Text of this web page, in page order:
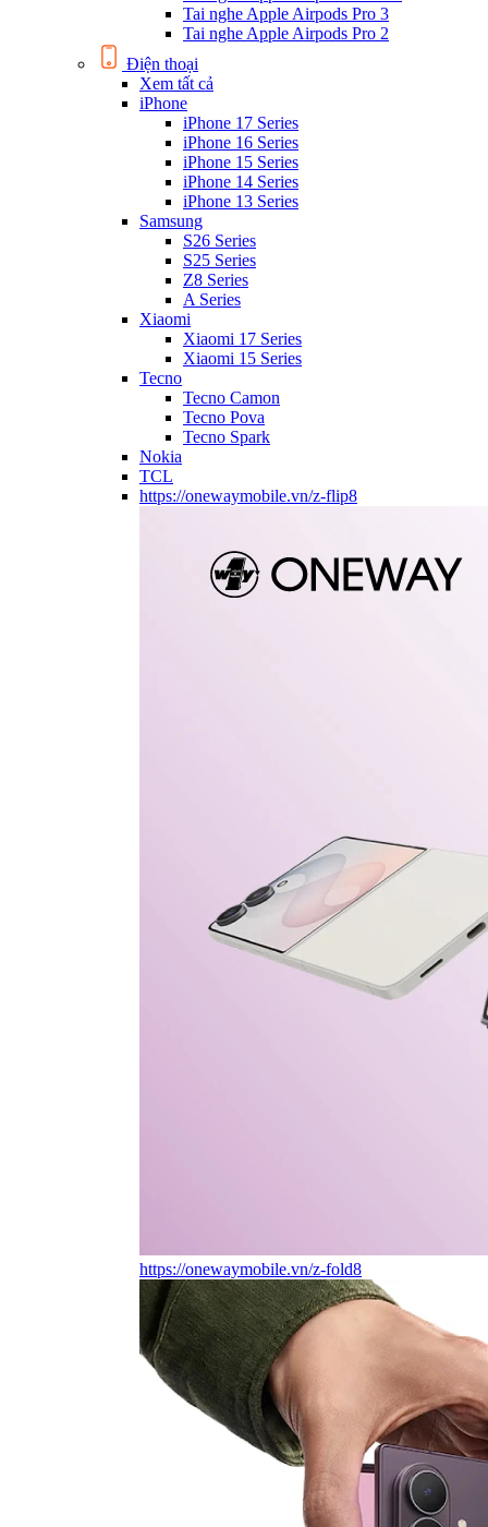
Tai nghe Apple Airpods Pro 3
Tai nghe Apple Airpods Pro 2
Điện thoại
Xem tất cả
iPhone
iPhone 17 Series
iPhone 16 Series
iPhone 15 Series
iPhone 14 Series
iPhone 13 Series
Samsung
S26 Series
S25 Series
Z8 Series
A Series
Xiaomi
Xiaomi 17 Series
Xiaomi 15 Series
Tecno
Tecno Camon
Tecno Pova
Tecno Spark
Nokia
TCL
https://onewaymobile.vn/z-flip8
https://onewaymobile.vn/z-fold8